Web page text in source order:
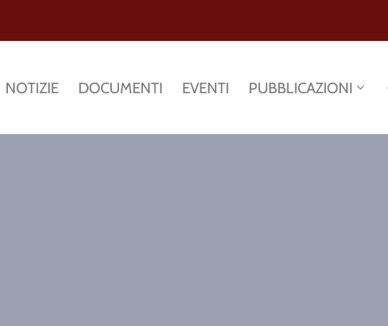
NOTIZIE DOCUMENTI EVENTI PUBBLICAZIONI